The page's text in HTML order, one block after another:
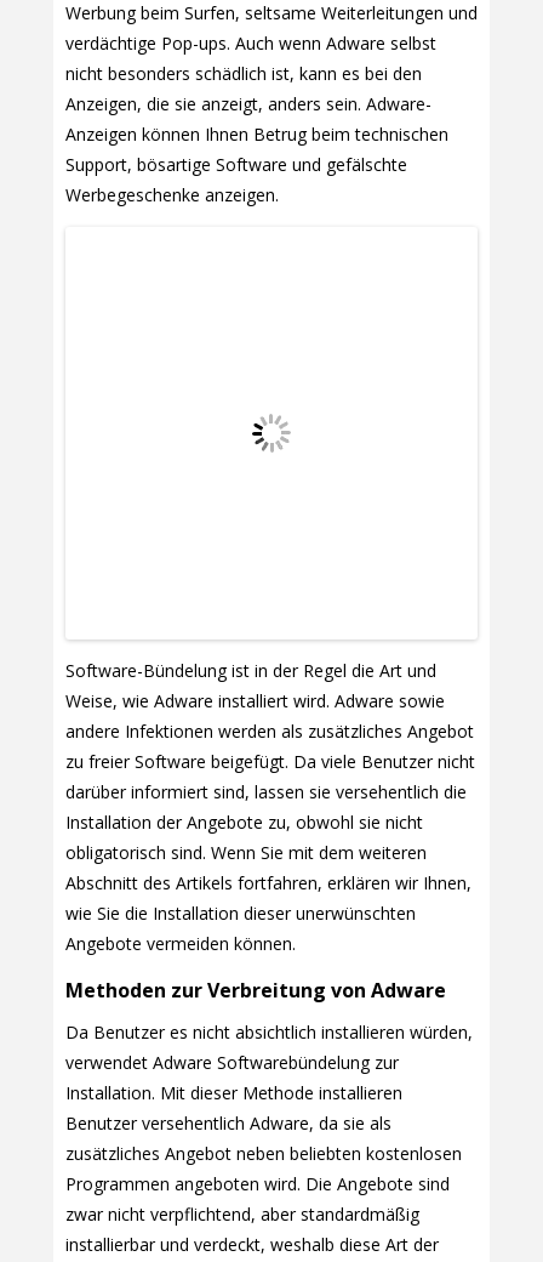
Werbung beim Surfen, seltsame Weiterleitungen und
verdächtige Pop-ups. Auch wenn Adware selbst
nicht besonders schädlich ist, kann es bei den
Anzeigen, die sie anzeigt, anders sein. Adware-
Anzeigen können Ihnen Betrug beim technischen
Support, bösartige Software und gefälschte
Werbegeschenke anzeigen.
Software-Bündelung ist in der Regel die Art und
Weise, wie Adware installiert wird. Adware sowie
andere Infektionen werden als zusätzliches Angebot
zu freier Software beigefügt. Da viele Benutzer nicht
darüber informiert sind, lassen sie versehentlich die
Installation der Angebote zu, obwohl sie nicht
obligatorisch sind. Wenn Sie mit dem weiteren
Abschnitt des Artikels fortfahren, erklären wir Ihnen,
wie Sie die Installation dieser unerwünschten
Angebote vermeiden können.
Methoden zur Verbreitung von Adware
Da Benutzer es nicht absichtlich installieren würden,
verwendet Adware Softwarebündelung zur
Installation. Mit dieser Methode installieren
Benutzer versehentlich Adware, da sie als
zusätzliches Angebot neben beliebten kostenlosen
Programmen angeboten wird. Die Angebote sind
zwar nicht verpflichtend, aber standardmäßig
installierbar und verdeckt, weshalb diese Art der